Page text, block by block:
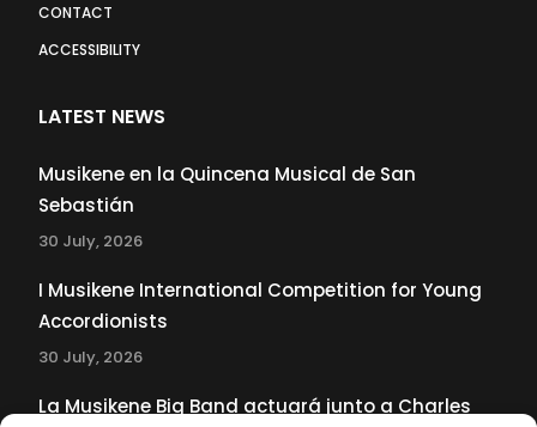
CONTACT
ACCESSIBILITY
LATEST NEWS
Musikene en la Quincena Musical de San
Sebastián
30 July, 2026
I Musikene International Competition for Young
Accordionists
30 July, 2026
La Musikene Big Band actuará junto a Charles